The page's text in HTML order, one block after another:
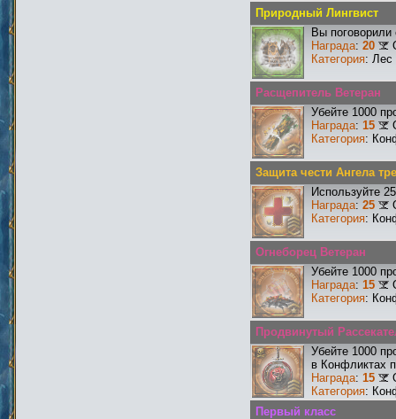
Природный Лингвист
Вы
Награда: 20
Категория: Лес
Расщепитель Ветеран
Убейте 1000
Награда: 15
Категория:
Защита чести Ангела
Используйте
Награда: 25
Категория:
Огнеборец Ветеран
Убейте 1000
Награда: 15
Категория:
Продвинутый
Убейте 1000
в Конфликтах
Награда: 15
Категория:
Первый класс